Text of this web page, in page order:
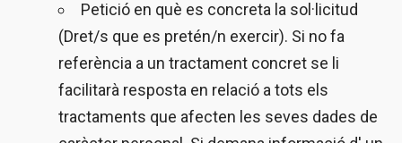
Petició en què es concreta la sol·licitud
(Dret/s que es pretén/n exercir). Si no fa
referència a un tractament concret se li
facilitarà resposta en relació a tots els
tractaments que afecten les seves dades de